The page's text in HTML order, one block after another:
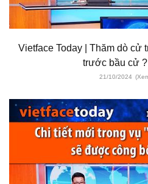
Vietface Today | Thăm dò cử
trước bầu cử
21/10/2024